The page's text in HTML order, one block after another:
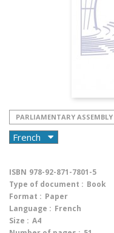
PARLIAMENTARY
ISBN 978-92-871-7801-5
Type of document : Book
Format : Paper
Language : French
Size : A4